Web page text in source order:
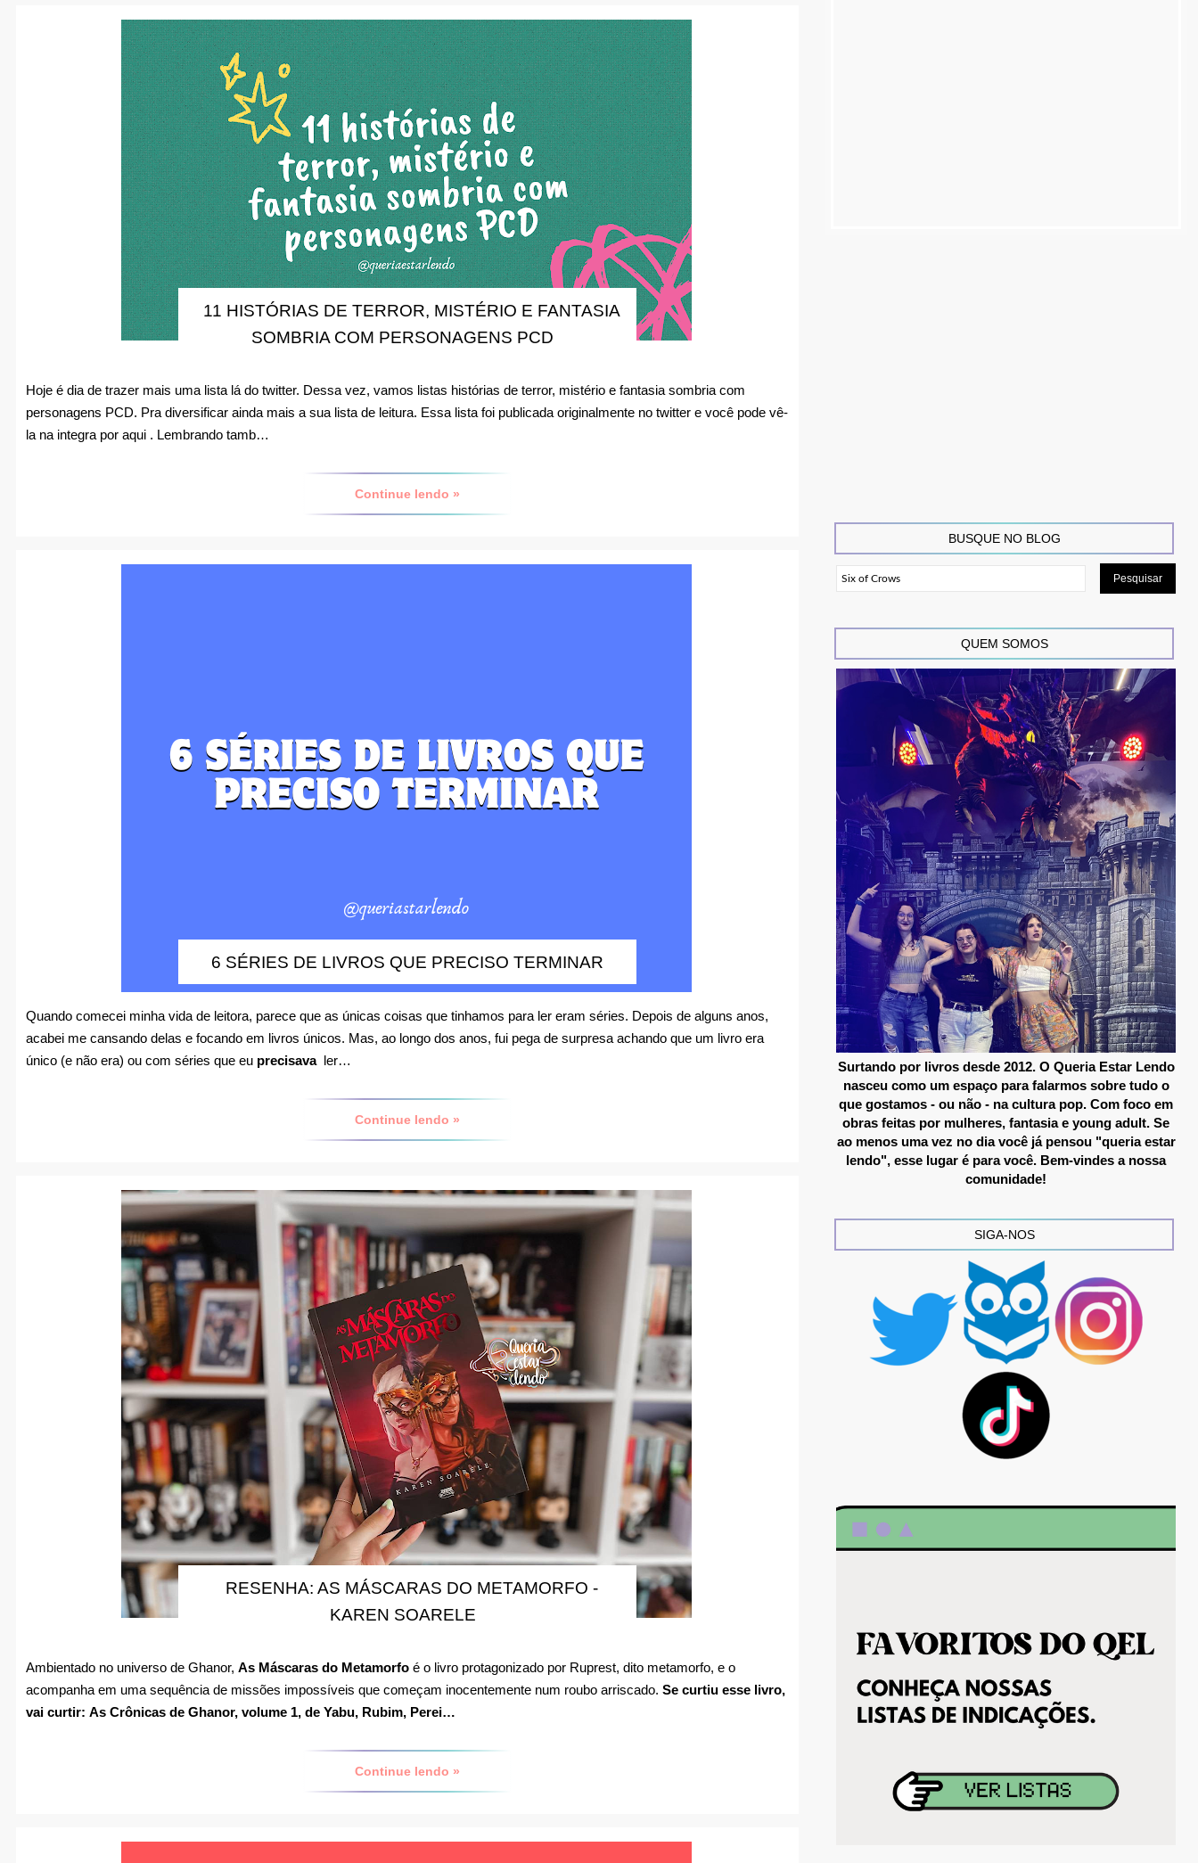
11 HISTÓRIAS DE TERROR, MISTÉRIO E FANTASIA
SOMBRIA COM PERSONAGENS PCD
Hoje é dia de trazer mais uma lista lá do twitter. Dessa vez, vamos listas histórias de terror, mistério e fantasia sombria com
personagens PCD. Pra diversificar ainda mais a sua lista de leitura. Essa lista foi publicada originalmente no twitter e você pode vê-
la na integra por aqui . Lembrando tamb…
Continue lendo »
6 SÉRIES DE LIVROS QUE PRECISO TERMINAR
Quando comecei minha vida de leitora, parece que as únicas coisas que tinhamos para ler eram séries. Depois de alguns anos,
acabei me cansando delas e focando em livros únicos. Mas, ao longo dos anos, fui pega de surpresa achando que um livro era
único (e não era) ou com séries que eu precisavaler…
Continue lendo »
RESENHA: AS MÁSCARAS DO METAMORFO -
KAREN SOARELE
Ambientado no universo de Ghanor, As Máscaras do Metamorfo é o livro protagonizado por Ruprest, dito metamorfo, e o
acompanha em uma sequência de missões impossíveis que começam inocentemente num roubo arriscado. Se curtiu esse livro,
vai curtir: As Crônicas de Ghanor, volume 1, de Yabu, Rubim, Perei…
Continue lendo »
BUSQUE NO BLOG
QUEM SOMOS
Surtando por livros desde 2012. O Queria Estar Lendo
nasceu como um espaço para falarmos sobre tudo o
que gostamos - ou não - na cultura pop. Com foco em
obras feitas por mulheres, fantasia e young adult. Se
ao menos uma vez no dia você já pensou "queria estar
lendo", esse lugar é para você. Bem-vindes a nossa
comunidade!
SIGA-NOS